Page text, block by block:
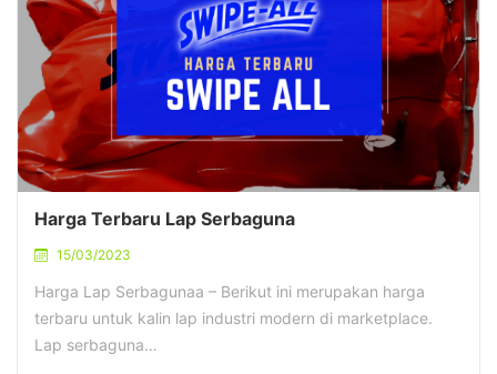
Harga Terbaru Lap Serbaguna
15/03/2023
Harga Lap Serbagunaa – Berikut ini merupakan harga
terbaru untuk kalin lap industri modern di marketplace.
Lap serbaguna…